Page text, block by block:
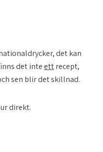
det kan
det inteettrecept,
sen blir det skillnad.
direkt.